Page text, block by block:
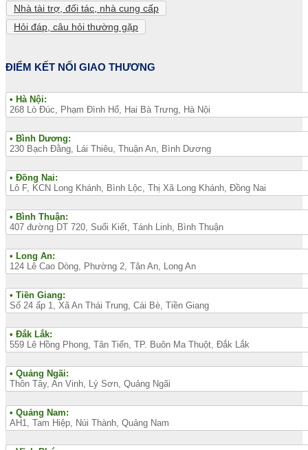
Nhà tài trợ, đối tác, nhà cung cấp
Hỏi đáp, câu hỏi thường gặp
ĐIỂM KẾT NỐI GIAO THƯƠNG
• Hà Nội:
268 Lò Đúc, Phạm Đình Hổ, Hai Bà Trưng, Hà Nội
• Bình Dương:
230 Bạch Đằng, Lái Thiêu, Thuận An, Bình Dương
• Đồng Nai:
Lô F, KCN Long Khánh, Bình Lộc, Thị Xã Long Khánh, Đồng Nai
• Bình Thuận:
407 đường DT 720, Suối Kiết, Tánh Linh, Bình Thuận
• Long An:
124 Lê Cao Dòng, Phường 2, Tân An, Long An
• Tiền Giang:
Số 24 ấp 1, Xã An Thái Trung, Cái Bè, Tiền Giang
• Đắk Lắk:
559 Lê Hồng Phong, Tân Tiến, TP. Buôn Ma Thuột, Đắk Lắk
• Quảng Ngãi:
Thôn Tây, An Vinh, Lý Sơn, Quảng Ngãi
• Quảng Nam:
AH1, Tam Hiệp, Núi Thành, Quảng Nam